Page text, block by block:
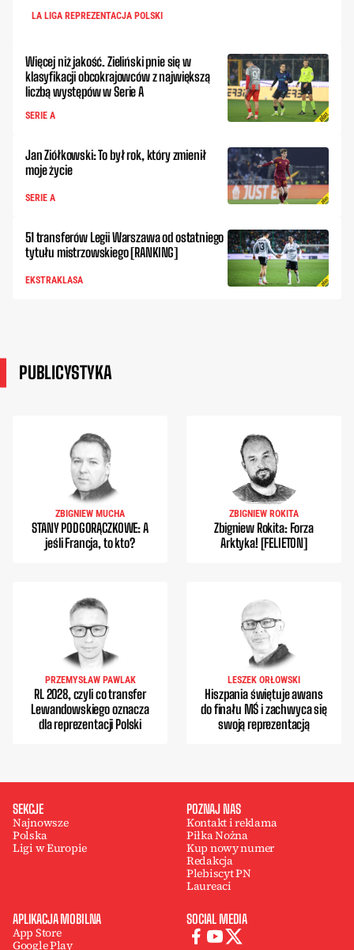
LA LIGA REPREZENTACJA POLSKI
Więcej niż jakość. Zieliński pnie się w
klasyfikacji obcokrajowców z największą
liczbą występów w Serie A
SERIE A
Jan Ziółkowski: To był rok, który zmienił
moje życie
SERIE A
51 transferów Legii Warszawa od ostatniego
tytułu mistrzowskiego [RANKING]
EKSTRAKLASA
PUBLICYSTYKA
ZBIGNIEW MUCHA
STANY PODGORĄCZKOWE: A
jeśli Francja, to kto?
ZBIGNIEW ROKITA
Zbigniew Rokita: Forza
Arktyka! [FELIETON]
PRZEMYSŁAW PAWLAK
RL 2028, czyli co transfer
Lewandowskiego oznacza
dla reprezentacji Polski
LESZEK ORŁOWSKI
Hiszpania świętuje awans
do finału MŚ i zachwyca się
swoją reprezentacją
SEKCJE
Najnowsze
Polska
Ligi w Europie
POZNAJ NAS
Kontakt i reklama
Piłka Nożna
Kup nowy numer
Redakcja
Plebiscyt PN
Laureaci
APLIKACJA MOBILNA
App Store
Google Play
SOCIAL MEDIA